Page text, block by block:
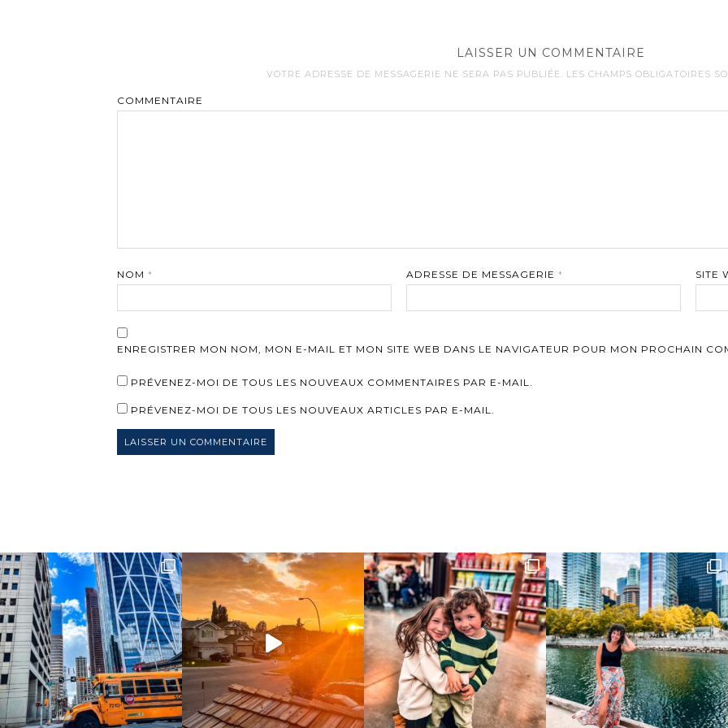
LAISSER UN COMMENTAIRE
VOTRE ADRESSE DE MESSAGERIE NE SERA PAS PUBLIÉE. LES CHAMPS OBLIGATOIRES
COMMENTAIRE
NOM * ADRESSE DE MESSAGERIE * SITE
ENREGISTRER MON NOM, MON E-MAIL ET MON SITE WEB DANS LE NAVIGATEUR POUR MON PROCHAIN
PRÉVENEZ-MOI DE TOUS LES NOUVEAUX COMMENTAIRES PAR E-MAIL.
PRÉVENEZ-MOI DE TOUS LES NOUVEAUX ARTICLES PAR E-MAIL.